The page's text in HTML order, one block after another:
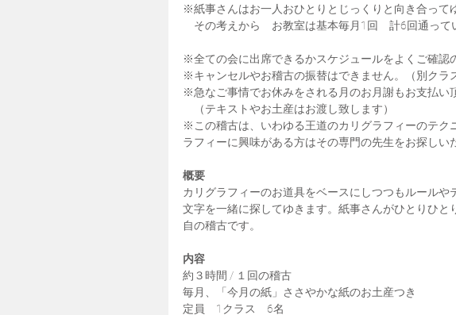
※紙事さんはお一人おひとりとじっくりと向き合って
その考えから　お教室は基本毎月1回　計6回通って
※全ての会に出席できるかスケジュールをよくご確認
※キャンセルやお稽古の振替はできません。（別クラ
※急なご事情でお休みをされる月のお月謝もお支払い
（テキストやお土産はお渡し致します）
※この稽古は、いわゆる王道のカリグラフィーのテク
ラフィーに興味がある方はその専門の先生をお探しい
概要
カリグラフィーのお道具をベースにしつつもルール
文字を一緒に探してゆきます。紙事さんがひとりひ
自の稽古です。
内容
約３時間 / １回の稽古
毎月、「今月の紙」ささやかな紙のお土産つき
定員　1クラス　6名